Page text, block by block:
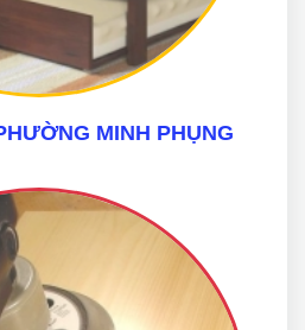
MINH PHỤNG